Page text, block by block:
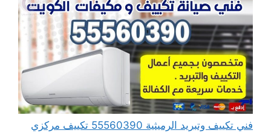
فني تكييف وتبريد الرميثية 55560390 تكييف مركزي